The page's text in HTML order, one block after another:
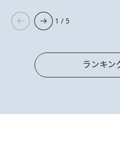
1 / 5
ランキン